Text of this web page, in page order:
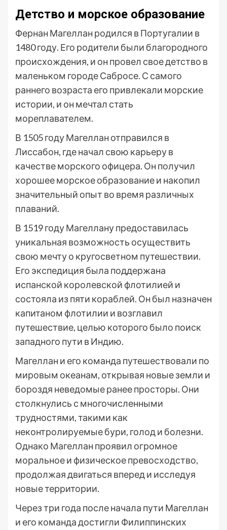
Детство и морское образование
Фернан Магеллан родился в Португалии в
1480 году. Его родители были благородного
происхождения, и он провел свое детство в
маленьком городе Сабросе. С самого
раннего возраста его привлекали морские
истории, и он мечтал стать
мореплавателем.
В 1505 году Магеллан отправился в
Лиссабон, где начал свою карьеру в
качестве морского офицера. Он получил
хорошее морское образование и накопил
значительный опыт во время различных
плаваний.
В 1519 году Магеллану предоставилась
уникальная возможность осуществить
свою мечту о кругосветном путешествии.
Его экспедиция была поддержана
испанской королевской флотилией и
состояла из пяти кораблей. Он был назначен
капитаном флотилии и возглавил
путешествие, целью которого было поиск
западного пути в Индию.
Магеллан и его команда путешествовали по
мировым океанам, открывая новые земли и
бороздя неведомые ранее просторы. Они
столкнулись с многочисленными
трудностями, такими как
неконтролируемые бури, голод и болезни.
Однако Магеллан проявил огромное
моральное и физическое превосходство,
продолжая двигаться вперед и исследуя
новые территории.
Через три года после начала пути Магеллан
и его команда достигли Филиппинских